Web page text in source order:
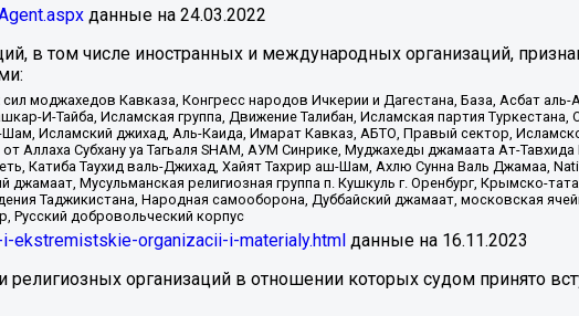
данные на 24.03.2022
в том числе иностранных и международных организаций,
моджахедов Кавказа, Конгресс народов Ичкерии и Дагестана, База, Асбат аль-
И-Тайба, Исламская группа, Движение Талибан, Исламская партия
Исламский джихад, Аль-Каида, Имарат Кавказ, АБТО, Правый сектор,
Аллаха Субхану уа Тагьаля SHAM, АУМ Синрике, Муджахеды джамаата Ат-
Катиба Таухид валь-Джихад, Хайят Тахрир аш-Шам, Ахлю Сунна Валь Джамаа,
джамаат, Мусульманская религиозная группа п. Кушкуль г. Оренбург, Крымско-
Таджикистана, Народная самооборона, Дуббайский джамаат, московская
Русский добровольческий корпус
ekstremistskie-organizacii-i-materialy.html данные на 16.11.2023
организаций в отношении которых судом принято